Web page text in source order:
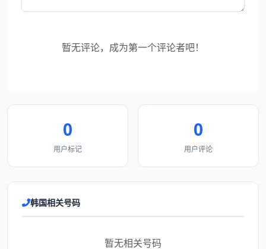
暂无评论，成为第一个评论者吧！
0
用户标记
0
用户评论
韩国相关号码
暂无相关号码